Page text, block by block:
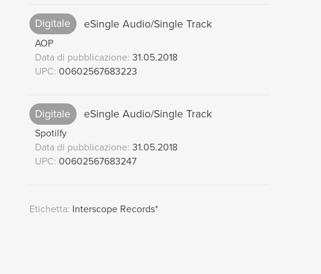
Digitale eSingle Audio/Single Track
AOP
Data di pubblicazione: 31.05.2018
UPC: 00602567683223
Digitale eSingle Audio/Single Track
Spotilfy
Data di pubblicazione: 31.05.2018
UPC: 00602567683247
Etichetta: Interscope Records*